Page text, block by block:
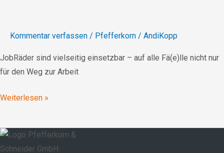
Kommentar verfassen / Pfefferkorn / AndiKopp
JobRäder sind vielseitig einsetzbar – auf alle Fä(e)lle nicht nur
für den Weg zur Arbeit
Weiterlesen »